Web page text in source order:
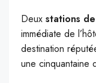
Deux stations
immédiate de
destination
une cinquantaine